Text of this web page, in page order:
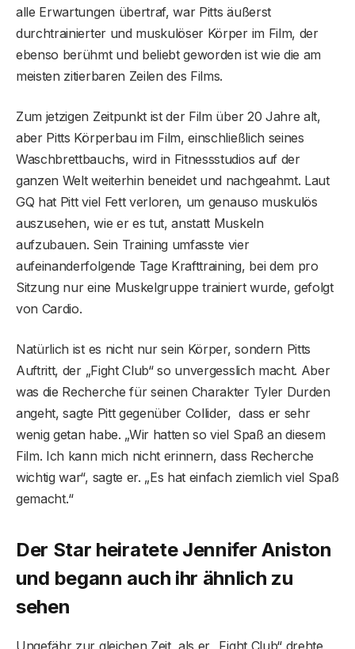
alle Erwartungen übertraf, war Pitts äußerst
durchtrainierter und muskulöser Körper im Film, der
ebenso berühmt und beliebt geworden ist wie die am
meisten zitierbaren Zeilen des Films.
Zum jetzigen Zeitpunkt ist der Film über 20 Jahre alt,
aber Pitts Körperbau im Film, einschließlich seines
Waschbrettbauchs, wird in Fitnessstudios auf der
ganzen Welt weiterhin beneidet und nachgeahmt. Laut
GQ hat Pitt viel Fett verloren, um genauso muskulös
auszusehen, wie er es tut, anstatt Muskeln
aufzubauen. Sein Training umfasste vier
aufeinanderfolgende Tage Krafttraining, bei dem pro
Sitzung nur eine Muskelgruppe trainiert wurde, gefolgt
von Cardio.
Natürlich ist es nicht nur sein Körper, sondern Pitts
Auftritt, der „Fight Club“ so unvergesslich macht. Aber
was die Recherche für seinen Charakter Tyler Durden
angeht, sagte Pitt gegenüber Collider, dass er sehr
wenig getan habe. „Wir hatten so viel Spaß an diesem
Film. Ich kann mich nicht erinnern, dass Recherche
wichtig war“, sagte er. „Es hat einfach ziemlich viel Spaß
gemacht.“
Der Star heiratete Jennifer Aniston
und begann auch ihr ähnlich zu
sehen
Ungefähr zur gleichen Zeit, als er „Fight Club“ drehte,